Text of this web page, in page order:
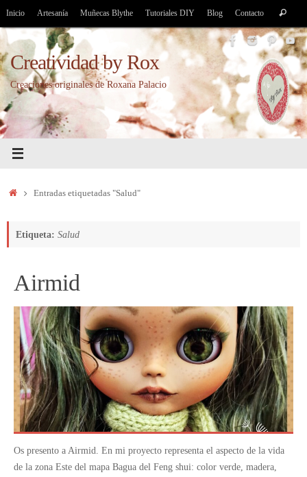
Saltar
contenido
Inicio Artesanía Muñecas Blythe Tutoriales DIY Blog Contacto Buscar
Creatividad by Rox
Creaciones originales de Roxana Palacio
InicioEntradas etiquetadas "Salud"
Etiqueta: Salud
Airmid
Os presento a Airmid. En mi proyecto representa el aspecto de la vida
de la zona Este del mapa Bagua del Feng shui: color verde, madera,